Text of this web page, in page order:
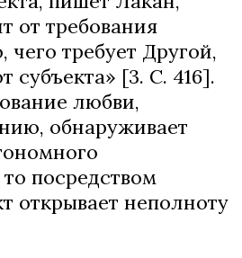
от требования
чего требует Другой,
субъекта» [3. С. 416].
любви,
обнаруживает
посредством
открывает неполноту